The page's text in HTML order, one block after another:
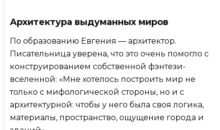
Архитектура выдуманных миров
По образованию Евгения — архитектор.
Писательница уверена, что это очень помогло с
конструированием собственной фэнтези-
вселенной: «Мне хотелось построить мир не
только с мифологической стороны, но и с
архитектурной: чтобы у него была своя логика,
материалы, пространство, ощущение города и